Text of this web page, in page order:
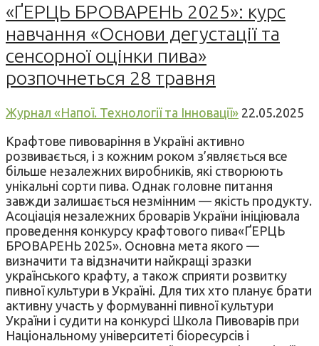
«ҐЕРЦЬ БРОВАРЕНЬ 2025»: курс
навчання «Основи дегустації та
сенсорної оцінки пива»
розпочнеться 28 травня
Журнал «Напої. Технології та Інновації» 22.05.2025
Крафтове пивоваріння в Україні активно
розвивається, і з кожним роком з’являється все
більше незалежних виробників, які створюють
унікальні сорти пива. Однак головне питання
завжди залишається незмінним — якість продукту.
Асоціація незалежних броварів України ініціювала
проведення конкурсу крафтового пива«ҐЕРЦЬ
БРОВАРЕНЬ 2025». Основна мета якого —
визначити та відзначити найкращі зразки
українського крафту, а також сприяти розвитку
пивної культури в Україні. Для тих хто планує брати
активну участь у формуванні пивної культури
України і судити на конкурсі Школа Пивоварів при
Національному університеті біоресурсів і